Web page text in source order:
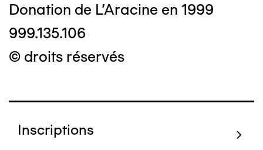
Donation de L'Aracine en 1999
999.135.106
© droits réservés
Inscriptions